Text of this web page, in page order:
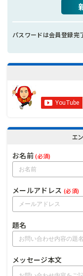
パスワードは会員登録完
エ
お名前(必須)
メールアドレス (必須)
題名
メッセージ本文